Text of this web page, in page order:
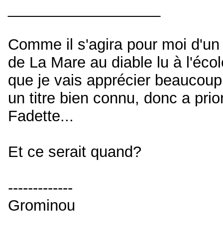
Comme il s'agira pour moi
de La Mare au diable lu à
que je vais apprécier
un titre bien connu, donc a
Fadette...
Et ce serait quand?
-------------
Grominou